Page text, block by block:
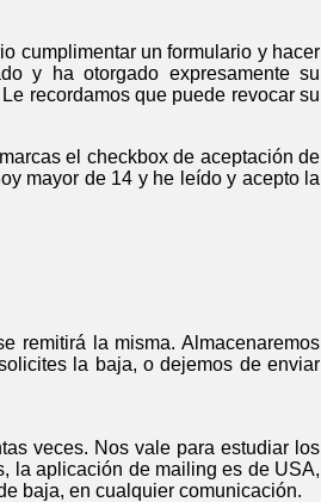
cumplimentar un formulario y hacer
y ha otorgado expresamente su
Le recordamos que puede revocar su
el checkbox de aceptación de
mayor de 14 y he leído y acepto la
remitirá la misma. Almacenaremos
la baja, o dejemos de enviar
veces. Nos vale para estudiar los
la aplicación de mailing es de USA,
baja, en cualquier comunicación.